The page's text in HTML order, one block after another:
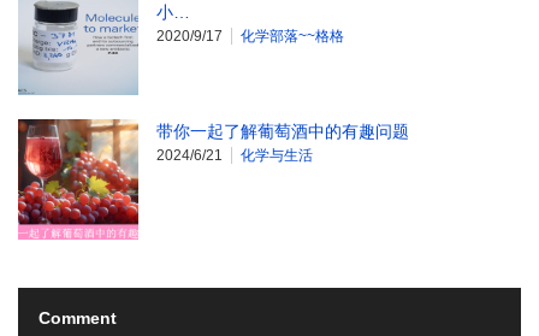
小…
2020/9/17 化学部落~~格格
带你一起了解葡萄酒中的有趣问题
2024/6/21 化学与生活
Comment